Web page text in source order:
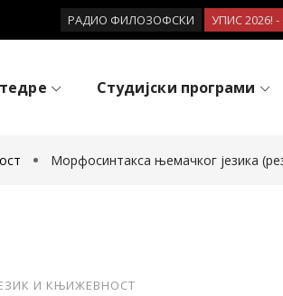
РАДИО ФИЛОЗОФСКИ УПИС 2026!
Студијски програми
Морфосинтакса њемачког језика
И КЊИЖЕВНОСТ